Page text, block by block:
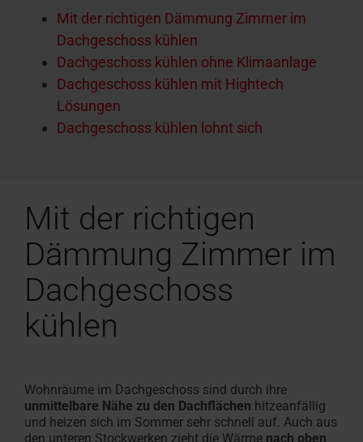
Mit der richtigen Dämmung Zimmer im
Dachgeschoss kühlen
Dachgeschoss kühlen ohne Klimaanlage
Dachgeschoss kühlen mit Hightech
Lösungen
Dachgeschoss kühlen lohnt sich
Mit der richtigen
Dämmung Zimmer im
Dachgeschoss
kühlen
Wohnräume im Dachgeschoss sind durch ihre
unmittelbare Nähe zu den Dachflächen hitzeanfällig
und heizen sich im Sommer sehr schnell auf. Auch aus
den unteren Stockwerken zieht die Wärme nach oben